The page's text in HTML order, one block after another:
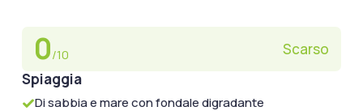
0/10
Scarso
Spiaggia
Di sabbia e mare con fondale digradante